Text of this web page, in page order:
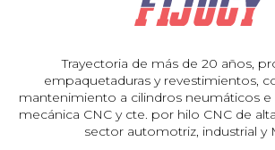
Trayectoria de más de 20 años,
empaquetaduras y revestimientos,
mantenimiento a cilindros neumáticos e
mecánica CNC y cte. por hilo CNC de
sector automotriz, industrial y